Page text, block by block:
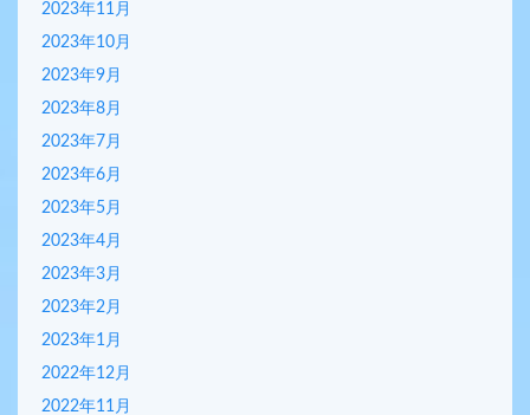
2023年11月
2023年10月
2023年9月
2023年8月
2023年7月
2023年6月
2023年5月
2023年4月
2023年3月
2023年2月
2023年1月
2022年12月
2022年11月